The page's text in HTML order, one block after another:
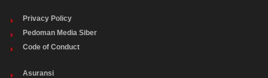
Privacy Policy
Pedoman Media Siber
Code of Conduct
Asuransi